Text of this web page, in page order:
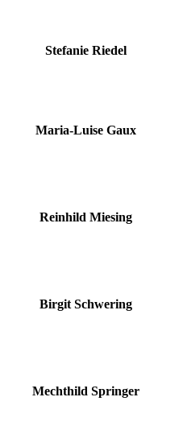
Stefanie Riedel
Maria-Luise Gaux
Reinhild Miesing
Birgit Schwering
Mechthild Springer